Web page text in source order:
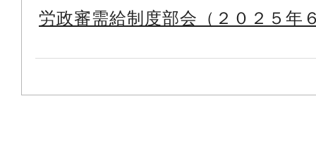
労政審需給制度部会（２０２５年